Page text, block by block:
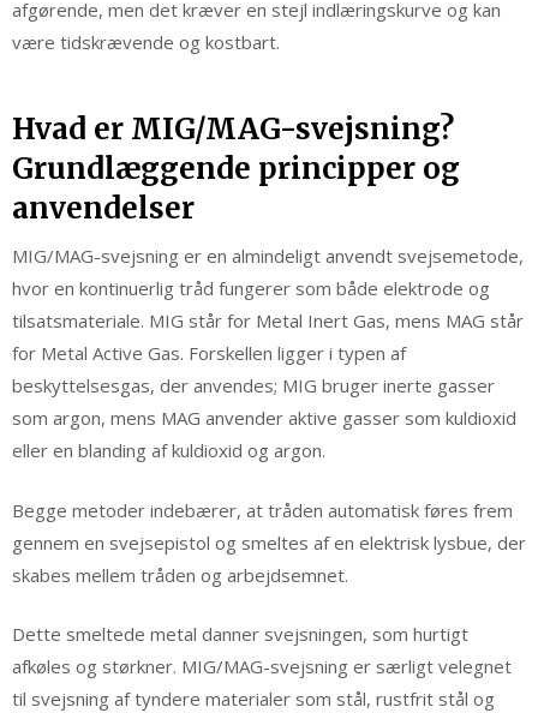
afgørende, men det kræver en stejl indlæringskurve og kan
være tidskrævende og kostbart.
Hvad er MIG/MAG-svejsning?
Grundlæggende principper og
anvendelser
MIG/MAG-svejsning er en almindeligt anvendt svejsemetode,
hvor en kontinuerlig tråd fungerer som både elektrode og
tilsatsmateriale. MIG står for Metal Inert Gas, mens MAG står
for Metal Active Gas. Forskellen ligger i typen af
beskyttelsesgas, der anvendes; MIG bruger inerte gasser
som argon, mens MAG anvender aktive gasser som kuldioxid
eller en blanding af kuldioxid og argon.
Begge metoder indebærer, at tråden automatisk føres frem
gennem en svejsepistol og smeltes af en elektrisk lysbue, der
skabes mellem tråden og arbejdsemnet.
Dette smeltede metal danner svejsningen, som hurtigt
afkøles og størkner. MIG/MAG-svejsning er særligt velegnet
til svejsning af tyndere materialer som stål, rustfrit stål og